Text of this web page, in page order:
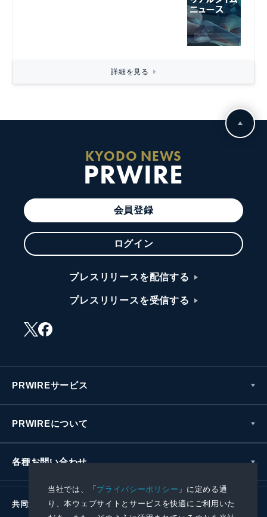
当社では、「プライバシーポリシー 」に定める通
り、本ウェブサイトとサービスを快適にご利用いた
詳細を見る
KYODO NEWS
PRWIRE
会員登録
ログイン
プレスリリースを配信する
プレスリリースを受信する
PRWIREサービス
PRWIREについて
各種お問い合わせ
共同通信社グループ